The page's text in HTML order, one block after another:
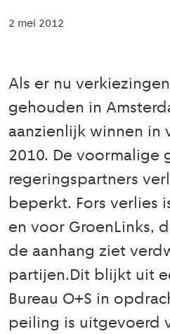
2 mei 2012
Als er nu
gehouden in
aanzienlijk winnen in
2010. De voormalige
regeringspartners
beperkt. Fors verlies
en voor GroenLinks,
de aanhang ziet
partijen.Dit blijkt uit
Bureau O+S in
peiling is uitgevoerd